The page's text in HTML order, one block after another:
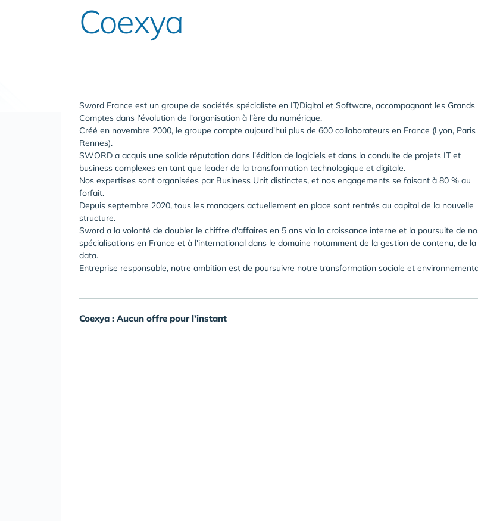
Coexya
Sword France est un groupe de sociétés spécialiste en IT/Digital et Software, accompagnant les Grands
Comptes dans l'évolution de l'organisation à l'ère du numérique.
Créé en novembre 2000, le groupe compte aujourd'hui plus de 600 collaborateurs en France (Lyon,
Rennes).
SWORD a acquis une solide réputation dans l'édition de logiciels et dans la conduite de projets IT et
business complexes en tant que leader de la transformation technologique et digitale.
Nos expertises sont organisées par Business Unit distinctes, et nos engagements se faisant à 80 % au
forfait.
Depuis septembre 2020, tous les managers actuellement en place sont rentrés au capital de la nouvelle
structure.
Sword a la volonté de doubler le chiffre d'affaires en 5 ans via la croissance interne et la poursuite de
spécialisations en France et à l'international dans le domaine notamment de la gestion de contenu, de la
data.
Entreprise responsable, notre ambition est de poursuivre notre transformation sociale et
Coexya : Aucun offre pour l'instant